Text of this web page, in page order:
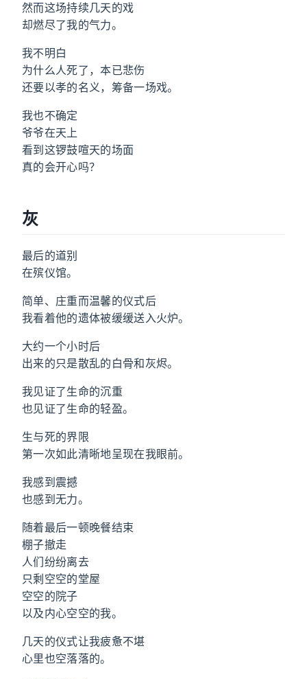
然而这场持续几天的戏
却燃尽了我的气力。
我不明白
为什么人死了，本已悲伤
还要以孝的名义，筹备一场戏。
我也不确定
爷爷在天上
看到这锣鼓喧天的场面
真的会开心吗？
灰
最后的道别
在殡仪馆。
简单、庄重而温馨的仪式后
我看着他的遗体被缓缓送入火炉。
大约一个小时后
出来的只是散乱的白骨和灰烬。
我见证了生命的沉重
也见证了生命的轻盈。
生与死的界限
第一次如此清晰地呈现在我眼前。
我感到震撼
也感到无力。
随着最后一顿晚餐结束
棚子撤走
人们纷纷离去
只剩空空的堂屋
空空的院子
以及内心空空的我。
几天的仪式让我疲惫不堪
心里也空落落的。